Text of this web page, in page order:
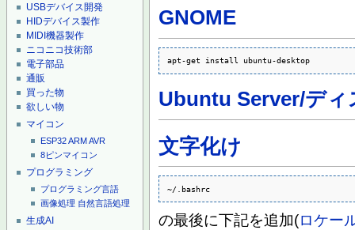
USBデバイス開発
HIDデバイス製作
MIDI機器製作
ニコニコ技術部
電子部品
通販
買った物
欲しい物
マイコン
ESP32ARMAVR
8ピンマイコン
プログラミング
プログラミング言語
画像処理 自然言語処理
生成AI
GNOME
apt-get install ubuntu-desktop
Ubuntu Server/ディ
文字化け
~/.bashrc
の最後に下記を追加(ロケー